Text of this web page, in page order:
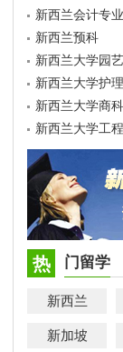
新西兰会计专业
新西兰预科
新西兰大学园
新西兰大学护
新西兰大学商
新西兰大学工
热 门留学
新西兰
新加坡